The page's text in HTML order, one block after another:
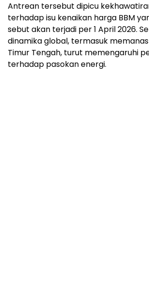
Antrean tersebut dipicu
terhadap isu kenaikan harga BBM
sebut akan terjadi per 1 April 2026.
dinamika global, termasuk
Timur Tengah, turut memengaruhi
terhadap pasokan energi.